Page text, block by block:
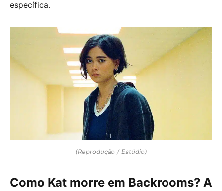
específica.
(Reprodução / Estúdio)
Como Kat morre em Backrooms? A